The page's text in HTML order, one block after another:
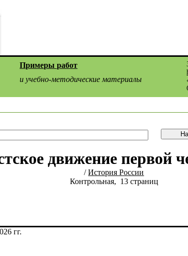
Примеры работ
и учебно-методические материалы
движение первой
/История России
Контрольная, 13 страниц
гг.